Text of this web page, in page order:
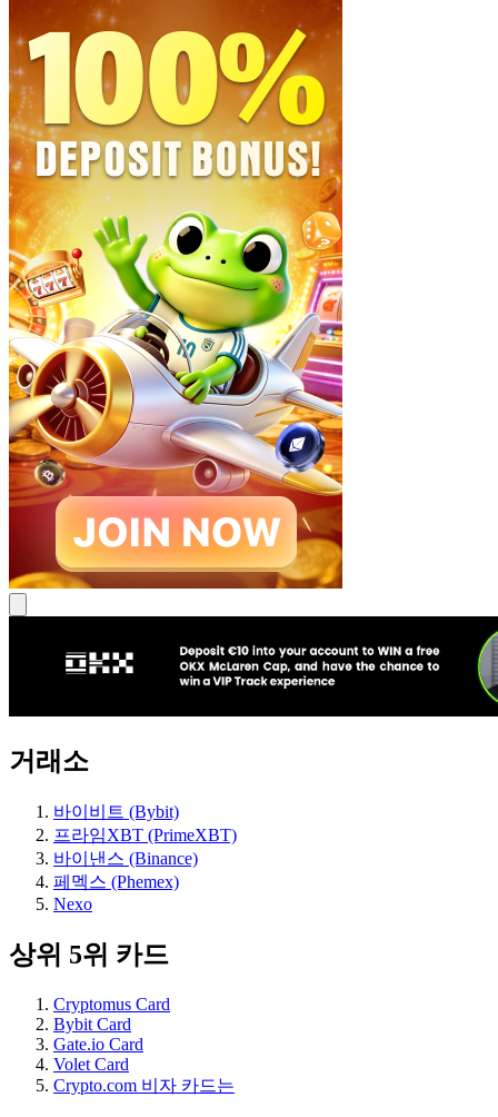
거래소
바이비트 (Bybit)
프라임XBT (PrimeXBT)
바이낸스 (Binance)
페멕스 (Phemex)
Nexo
상위 5위 카드
Cryptomus Card
Bybit Card
Gate.io Card
Volet Card
Crypto.com 비자 카드는